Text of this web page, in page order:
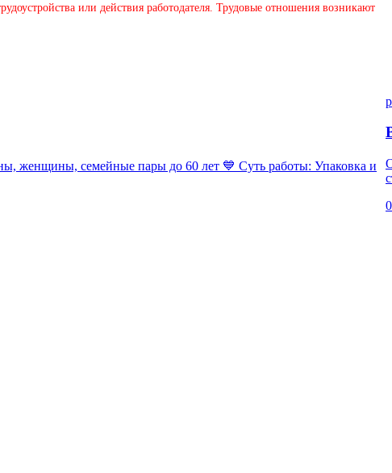
или действия работодателя. Трудовые отношения возникают
семейные пары до 60 лет 💙 Суть работы: Упаковка и